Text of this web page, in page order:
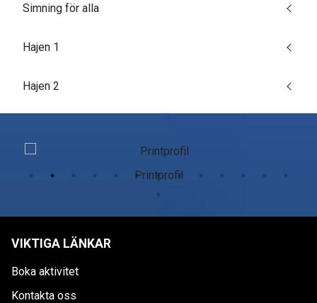
Simning för alla
Hajen 1
Hajen 2
Printprofil
VIKTIGA LÄNKAR
Boka aktivitet
Kontakta oss